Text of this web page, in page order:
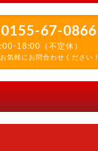
0155-67-0866
18:00（不定休）
気軽にお問合わせください！